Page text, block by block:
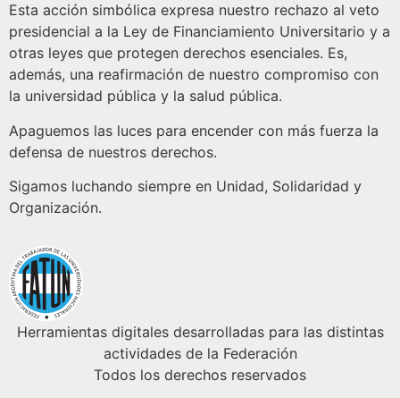
Esta acción simbólica expresa nuestro rechazo al veto
presidencial a la Ley de Financiamiento Universitario y a
otras leyes que protegen derechos esenciales. Es,
además, una reafirmación de nuestro compromiso con
la universidad pública y la salud pública.
Apaguemos las luces para encender con más fuerza la
defensa de nuestros derechos.
Sigamos luchando siempre en Unidad, Solidaridad y
Organización.
Herramientas digitales desarrolladas para las distintas
actividades de la Federación
Todos los derechos reservados